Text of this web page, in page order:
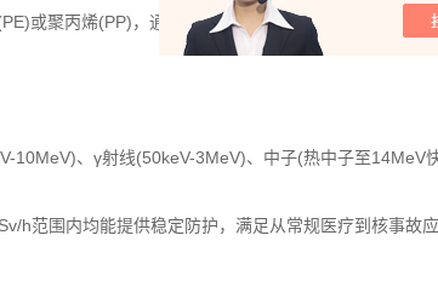
或聚丙烯(PP)，通过氢原子慢化中子，并减少X射线散
10MeV)、γ射线(50keV-3MeV)、中子(热中子至14MeV
h范围内均能提供稳定防护，满足从常规医疗到核事故应